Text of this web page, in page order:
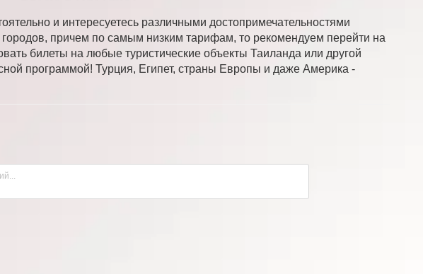
и интересуетесь различными достопримечательностями
городов, причем по самым низким тарифам, то рекомендуем перейти на
билеты на любые туристические объекты Таиланда или другой
программой! Турция, Египет, страны Европы и даже Америка -